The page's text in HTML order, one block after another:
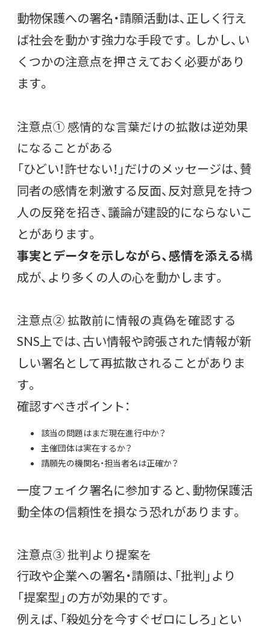
動物保護への署名・請願活動は、正しく行え
ば社会を動かす強力な手段です。しかし、い
くつかの注意点を押さえておく必要があり
ます。
注意点① 感情的な言葉だけの拡散は逆効果
になることがある
「ひどい！許せない！」だけのメッセージは、賛
同者の感情を刺激する反面、反対意見を持つ
人の反発を招き、議論が建設的にならないこ
とがあります。
事実とデータを示しながら、感情を添える構
成が、より多くの人の心を動かします。
注意点② 拡散前に情報の真偽を確認する
SNS上では、古い情報や誇張された情報が新
しい署名として再拡散されることがありま
す。
確認すべきポイント：
該当の問題はまだ現在進行中か？
主催団体は実在するか？
請願先の機関名・担当者名は正確か？
一度フェイク署名に参加すると、動物保護活
動全体の信頼性を損なう恐れがあります。
注意点③ 批判より提案を
行政や企業への署名・請願は、「批判」より
「提案型」の方が効果的です。
例えば、「殺処分を今すぐゼロにしろ」とい